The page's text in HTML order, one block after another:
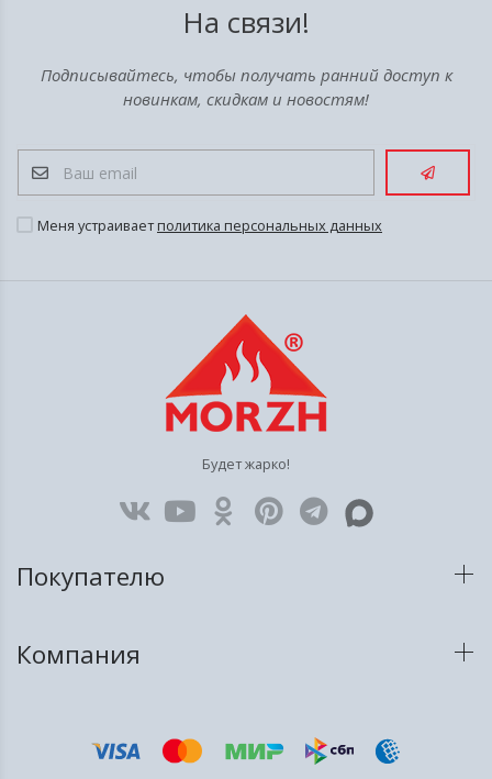
На связи!
Подписывайтесь, чтобы получать ранний доступ к
новинкам, скидкам и новостям!
Меня устраиваетполитика персональных данных
Будет жарко!
Покупателю
Компания